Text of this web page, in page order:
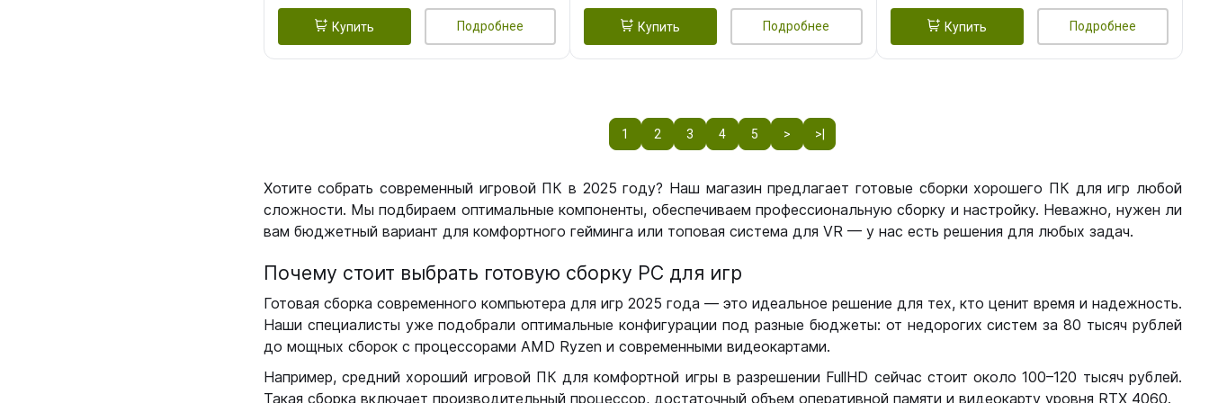
Купить Подробнее Купить Подробнее Купить Подробнее
1 2 3 4 5 > >|
Хотите собрать современный игровой ПК в 2025 году? Наш магазин предлагает готовые сборки хорошего ПК для игр любой
сложности. Мы подбираем оптимальные компоненты, обеспечиваем профессиональную сборку и настройку. Неважно, нужен ли
вам бюджетный вариант для комфортного гейминга или топовая система для VR — у нас есть решения для любых задач.
Почему стоит выбрать готовую сборку РС для игр
Готовая сборка современного компьютера для игр 2025 года — это идеальное решение для тех, кто ценит время и надежность.
Наши специалисты уже подобрали оптимальные конфигурации под разные бюджеты: от недорогих систем за 80 тысяч рублей
до мощных сборок с процессорами AMD Ryzen и современными видеокартами.
Например, средний хороший игровой ПК для комфортной игры в разрешении FullHD сейчас стоит около 100–120 тысяч рублей.
Такая сборка включает производительный процессор, достаточный объем оперативной памяти и видеокарту уровня RTX 4060.